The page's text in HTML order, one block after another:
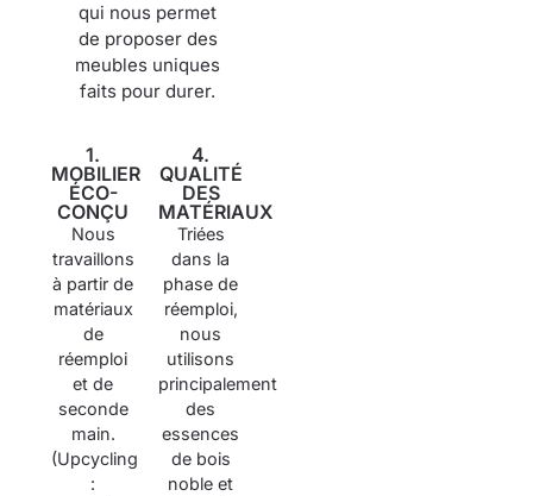
qui nous permet
de proposer des
meubles uniques
faits pour durer.
1.
MOBILIER
ÉCO-
CONÇU
Nous
travaillons
à partir de
matériaux
de
réemploi
et de
seconde
main.
(Upcycling
:
4.
QUALITÉ
DES
MATÉRIAUX
Triées
dans la
phase de
réemploi,
nous
utilisons
principalement
des
essences
de bois
noble et